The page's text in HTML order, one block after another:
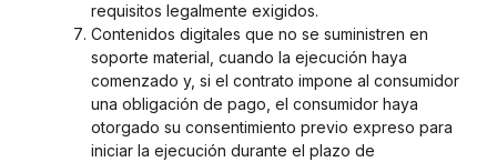
requisitos legalmente exigidos.
Contenidos digitales que no se suministren en
soporte material, cuando la ejecución haya
comenzado y, si el contrato impone al consumidor
una obligación de pago, el consumidor haya
otorgado su consentimiento previo expreso para
iniciar la ejecución durante el plazo de